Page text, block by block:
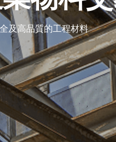
及高品質的工程材料